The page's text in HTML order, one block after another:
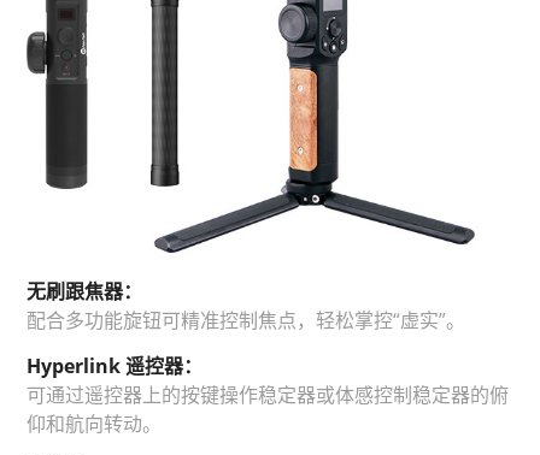
无刷跟焦器：
配合多功能旋钮可精准控制焦点，轻松掌控“虚实”。
Hyperlink 遥控器：
可通过遥控器上的按键操作稳定器或体感控制稳定器的俯
仰和航向转动。